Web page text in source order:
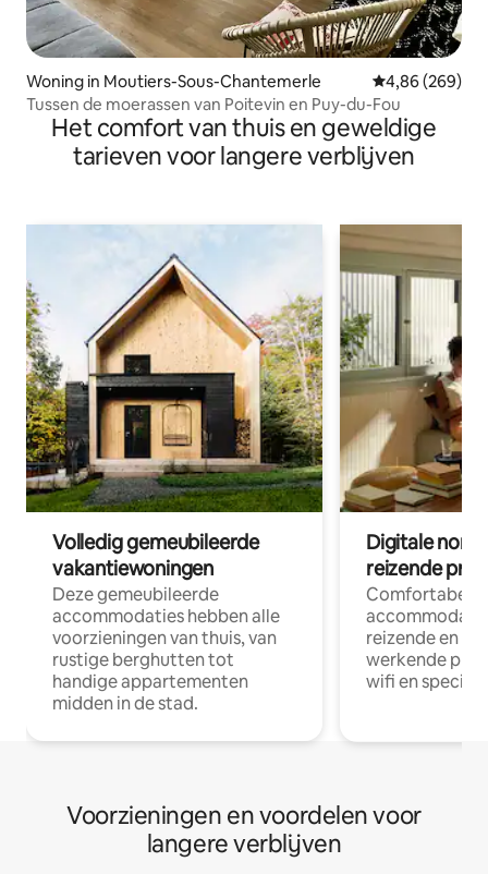
Woning in Moutiers-Sous-Chantemerle Gemiddelde
4,86 (269)
Tussen de moerassen van Poitevin en Puy-du-Fou
Het comfort van thuis en geweldige
tarieven voor langere verblijven
Volledig gemeubileerde
vakantiewoningen
Deze gemeubileerde
accommodaties hebben alle
voorzieningen van thuis, van
rustige berghutten tot
handige appartementen
midden in de stad.
Digitale
reizende
Comfortabele
reizende en
werkende
wifi en
Voorzieningen en voordelen voor
langere verblijven